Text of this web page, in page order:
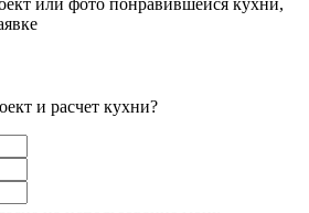
или фото понравившейся кухни,
и расчет кухни?